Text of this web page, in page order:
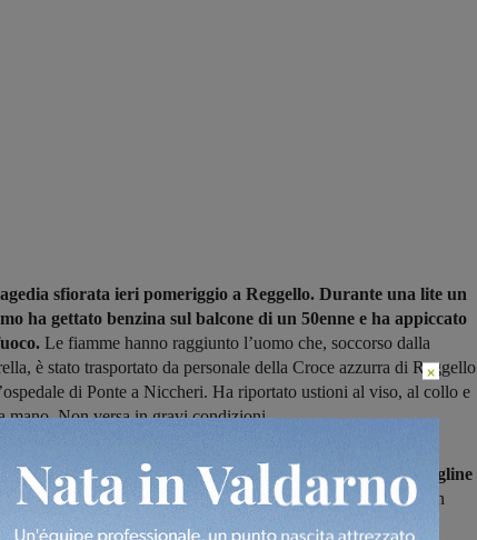
sfiorata ieri pomeriggio a Reggello. Durante una lite un
ha gettato benzina sul balcone di un 50enne e ha appiccato
Le fiamme hanno raggiunto l’uomo che, soccorso dalla
è stato trasportato da personale della Croce azzurra di Reggello
di Ponte a Niccheri. Ha riportato ustioni al viso, al collo e
mano. Non versa in gravi condizioni.
posto sono intervenuti i carabinieri della compagnia di Figline
che hanno individuato subito l’aggressore , trovandolo in
di una tanica di benzina verosimilmente utilizzata per
×